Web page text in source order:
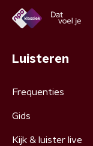
Luisteren
Frequenties
Gids
Kijk & luister live